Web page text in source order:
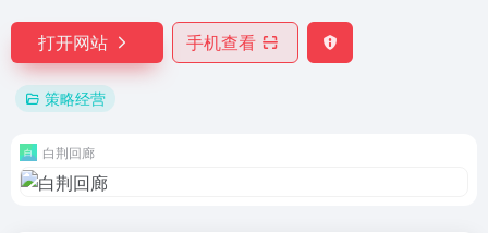
打开网站 手机查看
策略经营
白荆回廊